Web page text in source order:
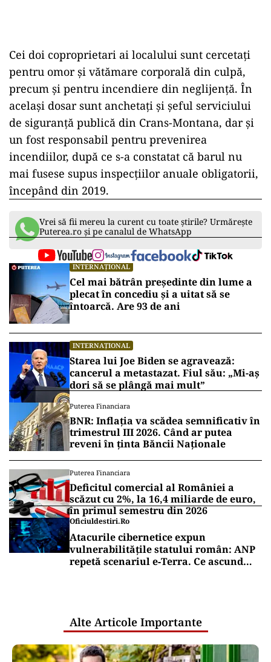
Cei doi coproprietari ai localului sunt cercetați
pentru omor și vătămare corporală din culpă,
precum și pentru incendiere din neglijență. În
același dosar sunt anchetați și șeful serviciului
de siguranță publică din Crans-Montana, dar și
un fost responsabil pentru prevenirea
incendiilor, după ce s-a constatat că barul nu
mai fusese supus inspecțiilor anuale obligatorii,
începând din 2019.
Vrei să fii mereu la curent cu toate știrile? Urmărește
Puterea.ro și pe canalul de WhatsApp
INTERNAȚIONAL
Cel mai bătrân președinte din lume a
plecat în concediu și a uitat să se
întoarcă. Are 93 de ani
INTERNAȚIONAL
Starea lui Joe Biden se agravează:
cancerul a metastazat. Fiul său: „Mi-aș
dori să se plângă mai mult”
Puterea Financiara
BNR: Inflația va scădea semnificativ în
trimestrul III 2026. Când ar putea
reveni în ținta Băncii Naționale
Puterea Financiara
Deficitul comercial al României a
scăzut cu 2%, la 16,4 miliarde de euro,
în primul semestru din 2026
Oficiuldestiri.ro
Atacurile cibernetice expun
vulnerabilitățile statului român: ANP
repetă scenariul e‑Terra. Ce ascund
Alte Articole Importante